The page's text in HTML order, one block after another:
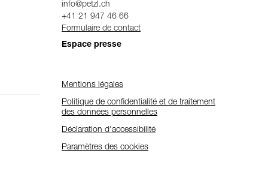
info@petzl.ch
+41 21 947 46 66
Formulaire de contact
Espace presse
Mentions légales
Politique de confidentialité et de traitement
des données personnelles
Déclaration d'accessibilité
Paramètres des cookies